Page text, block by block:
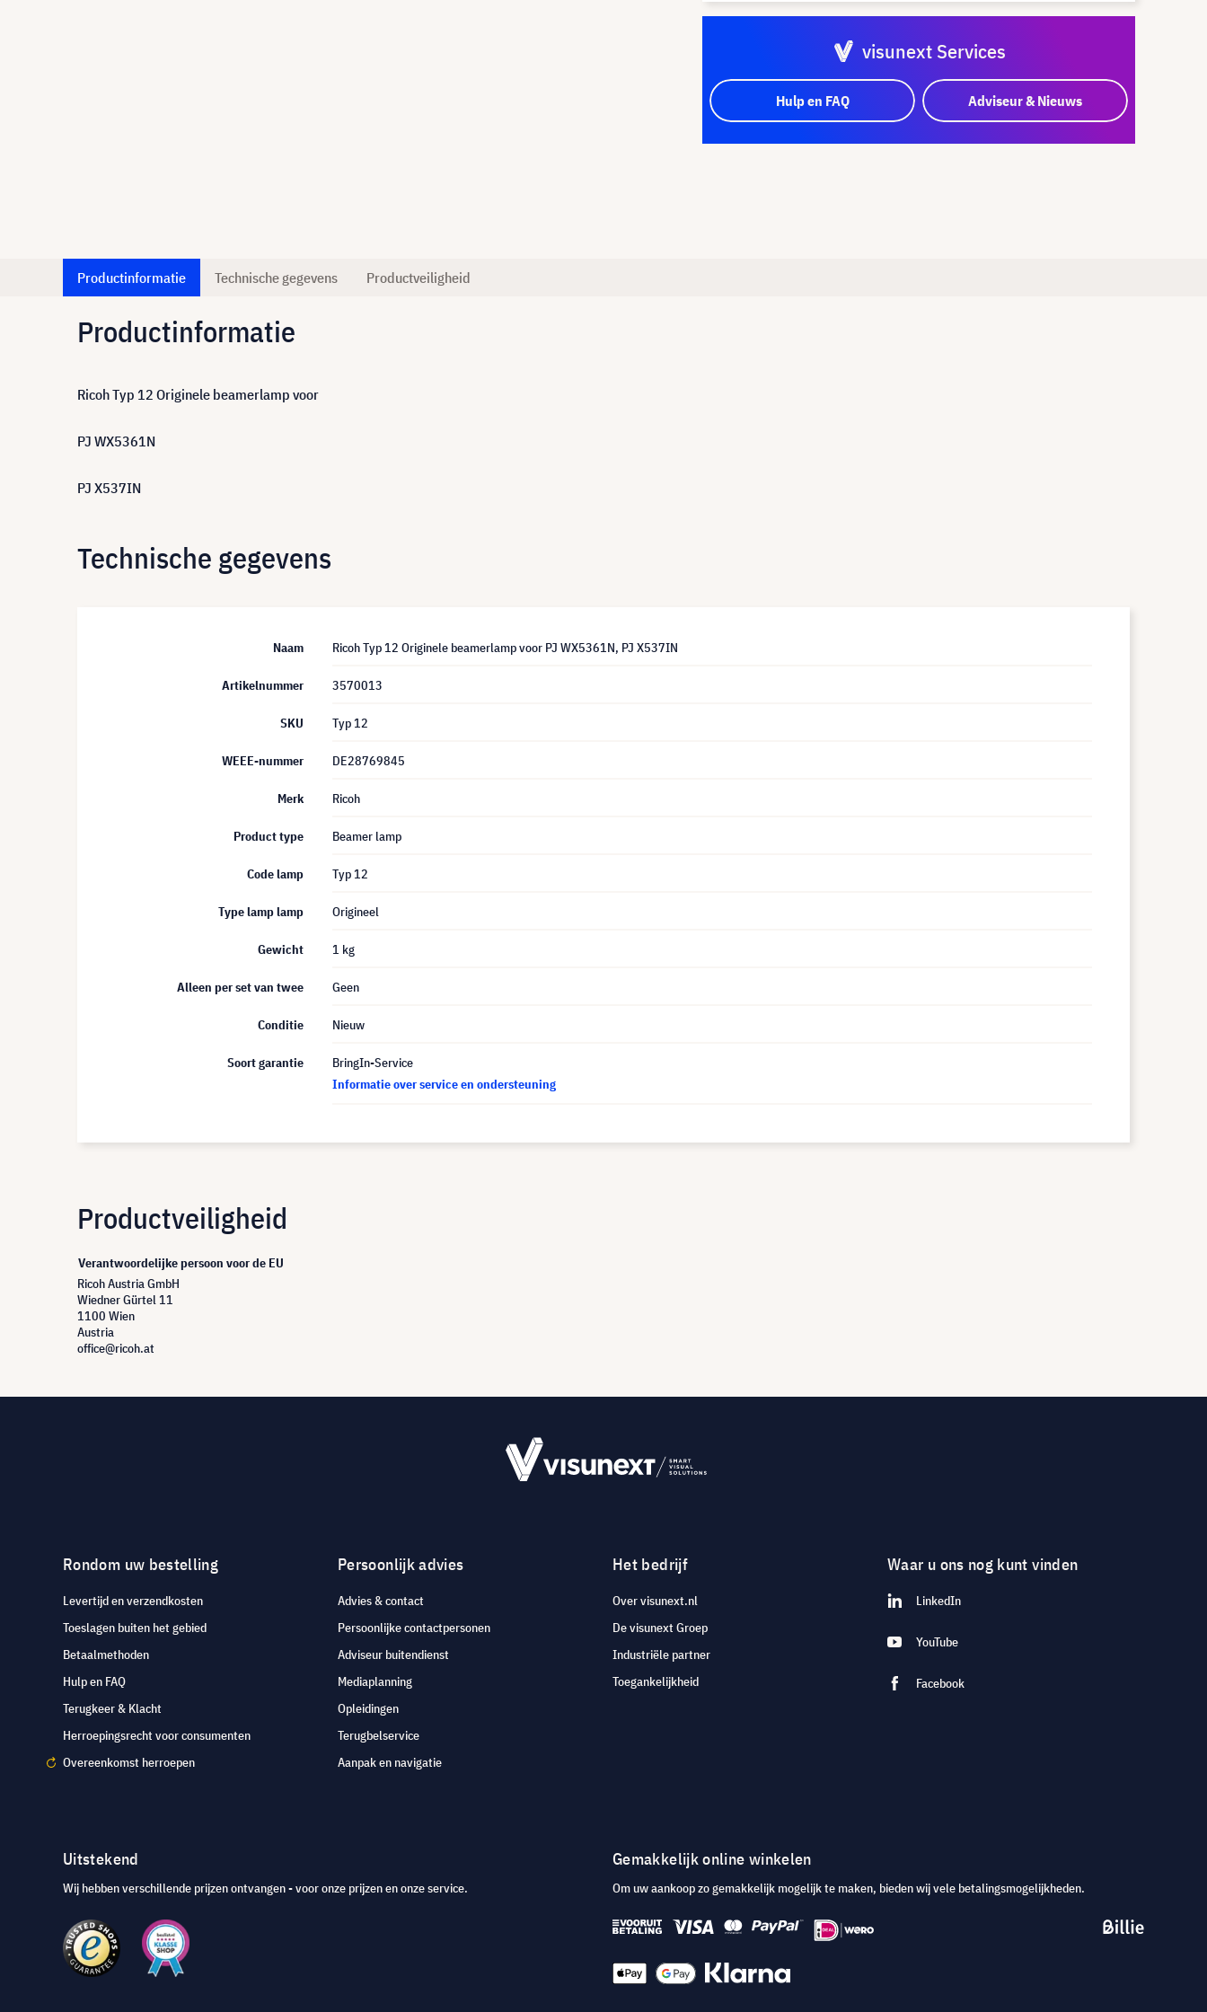
visunext Services
Hulp en FAQ Adviseur & Nieuws
Productinformatie Technische gegevens Productveiligheid
Productinformatie
Ricoh Typ 12 Originele beamerlamp voor
PJ WX5361N
PJ X537IN
Technische gegevens
Naam Ricoh Typ 12 Originele beamerlamp voor PJ WX5361N, PJ X537IN
Artikelnummer 3570013
SKU Typ 12
WEEE-nummer DE28769845
Merk Ricoh
Product type Beamer lamp
Code lamp Typ 12
Type lamp lamp Origineel
Gewicht 1 kg
Alleen per set van twee Geen
Conditie Nieuw
Soort garantie
BringIn-Service
Informatie over service en ondersteuning
Productveiligheid
Verantwoordelijke persoon voor de EU
Ricoh Austria GmbH
Wiedner Gürtel 11
1100 Wien
Austria
office@ricoh.at
Rondom uw bestelling
Levertijd en verzendkosten
Toeslagen buiten het gebied
Betaalmethoden
Hulp en FAQ
Terugkeer & Klacht
Herroepingsrecht voor consumenten
Overeenkomst herroepen
Persoonlijk advies
Advies & contact
Persoonlijke contactpersonen
Adviseur buitendienst
Mediaplanning
Opleidingen
Terugbelservice
Aanpak en navigatie
Het bedrijf
Over visunext.nl
De visunext Groep
Industriële partner
Toegankelijkheid
Waar u ons nog kunt vinden
LinkedIn
YouTube
Facebook
Uitstekend
Wij hebben verschillende prijzen ontvangen - voor onze prijzen en onze service.
Gemakkelijk online winkelen
Om uw aankoop zo gemakkelijk mogelijk te maken, bieden wij vele betalingsmogelijkheden.